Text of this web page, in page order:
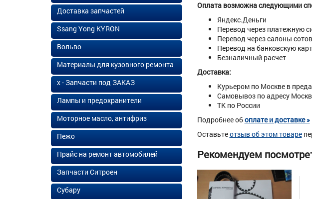
Оплата возможна следующими
Яндекс.Деньги
Перевод через платежную
Перевод через салоны
Перевод на банковскую
Безналичный расчет
Доставка:
Курьером по Москве в
Самовывоз по адресу
ТК по России
Подробнее обоплате и доставке »
Оставьтеотзыв об этом товаре
Рекомендуем
Доставка запчастей
Ssang Yong KYRON
Вольво
Материалы для кузовного ремонта
х - Запчасти под ЗАКАЗ
Лампы и предохранители
Моторное масло, антифриз
Пежо
Прайс на ремонт автомобилей
Запчасти Ситроен
Субару